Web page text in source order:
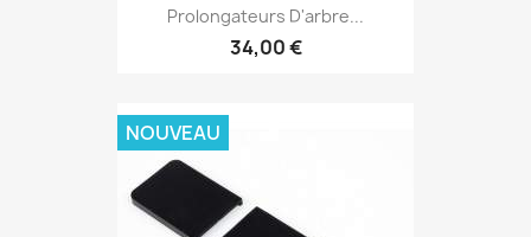
Prolongateurs D'arbre...
34,00 €
NOUVEAU